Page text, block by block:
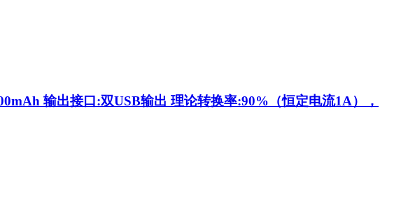
输出接口:双USB输出 理论转换率:90%（恒定电流1A），